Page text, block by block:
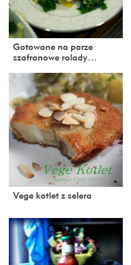
Gotowane na parze
szafranowe rolady…
Vege kotlet z selera